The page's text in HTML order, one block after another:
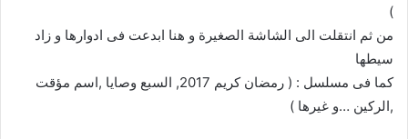
)
من ثم انتقلت الى الشاشة الصغيرة و هنا ابدعت فى ادوارها و زاد
سيطها
كما فى مسلسل : ( رمضان كريم 2017, السبع وصايا ,اسم مؤقت
,الركين …و غيرها )